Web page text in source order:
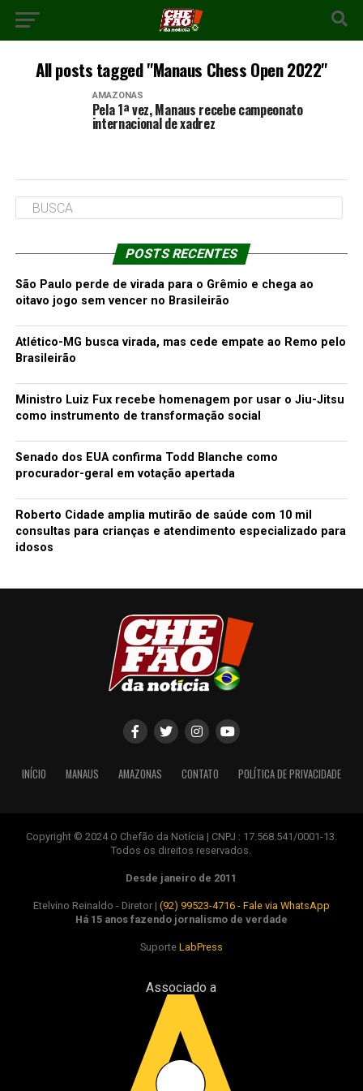
All posts tagged "Manaus Chess Open 2022"
AMAZONAS
Pela 1ª vez, Manaus recebe campeonato
internacional de xadrez
POSTS RECENTES
São Paulo perde de virada para o Grêmio e chega ao
oitavo jogo sem vencer no Brasileirão
Atlético-MG busca virada, mas cede empate ao Remo pelo
Brasileirão
Ministro Luiz Fux recebe homenagem por usar o Jiu-Jitsu
como instrumento de transformação social
Senado dos EUA confirma Todd Blanche como
procurador-geral em votação apertada
Roberto Cidade amplia mutirão de saúde com 10 mil
consultas para crianças e atendimento especializado para
idosos
INÍCIO MANAUS AMAZONAS CONTATO POLÍTICA DE PRIVACIDADE
Copyright © 2024 O Chefão da Notícia | CNPJ : 17.568.541/0001-13.
Todos os direitos reservados.
Desde janeiro de 2011
Etelvino Reinaldo - Diretor | (92) 99523-4716 - Fale via WhatsApp
Há 15 anos fazendo jornalismo de verdade
Suporte LabPress
Associado a